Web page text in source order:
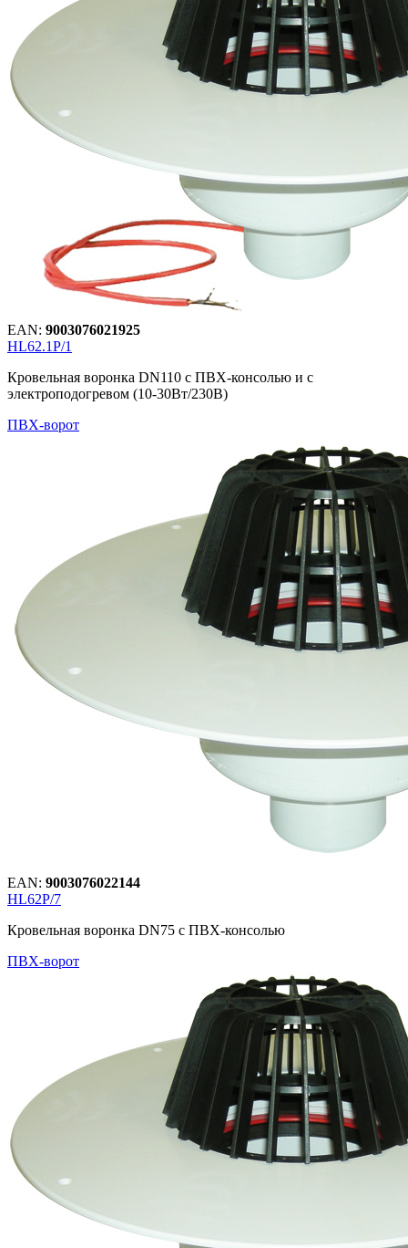
EAN: 9003076021925
HL62.1P/1
Кровельная воронка DN110 с ПВХ-консолью и с
электроподогревом (10-30Вт/230В)
ПВХ-ворот
EAN: 9003076022144
HL62P/7
Кровельная воронка DN75 с ПВХ-консолью
ПВХ-ворот